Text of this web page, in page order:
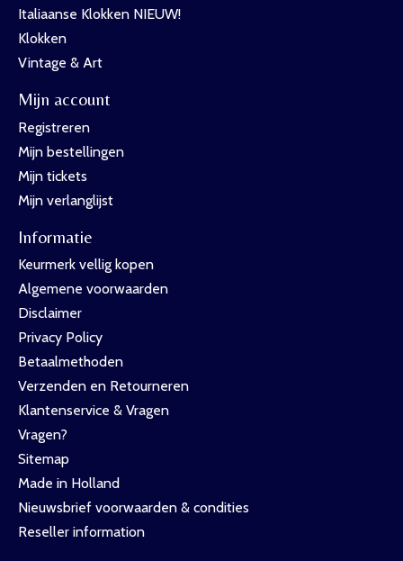
Italiaanse Klokken NIEUW!
Klokken
Vintage & Art
Mijn account
Registreren
Mijn bestellingen
Mijn tickets
Mijn verlanglijst
Informatie
Keurmerk vellig kopen
Algemene voorwaarden
Disclaimer
Privacy Policy
Betaalmethoden
Verzenden en Retourneren
Klantenservice & Vragen
Vragen?
Sitemap
Made in Holland
Nieuwsbrief voorwaarden & condities
Reseller information